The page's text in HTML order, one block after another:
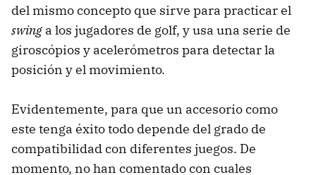
del mismo concepto que sirve para practicar el
swing a los jugadores de golf, y usa una serie de
giroscópios y acelerómetros para detectar la
posición y el movimiento.
Evidentemente, para que un accesorio como
este tenga éxito todo depende del grado de
compatibilidad con diferentes juegos. De
momento, no han comentado con cuales